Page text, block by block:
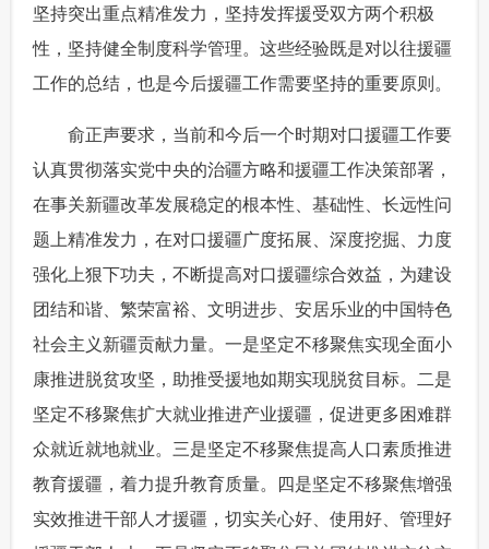
坚持突出重点精准发力，坚持发挥援受双方两个积极
性，坚持健全制度科学管理。这些经验既是对以往援疆
工作的总结，也是今后援疆工作需要坚持的重要原则。
俞正声要求，当前和今后一个时期对口援疆工作要
认真贯彻落实党中央的治疆方略和援疆工作决策部署，
在事关新疆改革发展稳定的根本性、基础性、长远性问
题上精准发力，在对口援疆广度拓展、深度挖掘、力度
强化上狠下功夫，不断提高对口援疆综合效益，为建设
团结和谐、繁荣富裕、文明进步、安居乐业的中国特色
社会主义新疆贡献力量。一是坚定不移聚焦实现全面小
康推进脱贫攻坚，助推受援地如期实现脱贫目标。二是
坚定不移聚焦扩大就业推进产业援疆，促进更多困难群
众就近就地就业。三是坚定不移聚焦提高人口素质推进
教育援疆，着力提升教育质量。四是坚定不移聚焦增强
实效推进干部人才援疆，切实关心好、使用好、管理好